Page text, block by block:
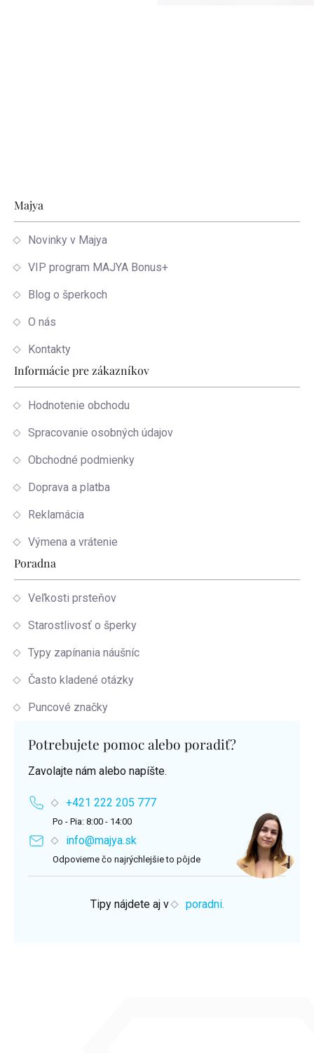
Zápätie
Majya
Novinky v Majya
VIP program MAJYA Bonus+
Blog o šperkoch
O nás
Kontakty
Informácie pre zákazníkov
Hodnotenie obchodu
Spracovanie osobných údajov
Obchodné podmienky
Doprava a platba
Reklamácia
Výmena a vrátenie
Poradna
Veľkosti prsteňov
Starostlivosť o šperky
Typy zapínania náušníc
Často kladené otázky
Puncové značky
Potrebujete pomoc alebo poradiť?
Zavolajte nám alebo napíšte.
+421 222 205 777
Po - Pia: 8:00 - 14:00
info@majya.sk
Odpovieme čo najrýchlejšie to pôjde
Tipy nájdete aj v poradni.